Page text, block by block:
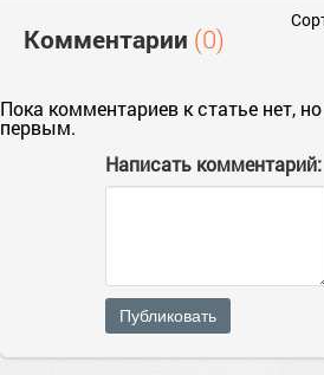
Комментарии (0)
Пока комментариев к статье нет,
первым.
Написать комментарий:
Публиковать